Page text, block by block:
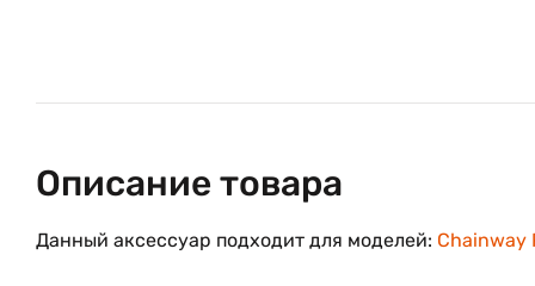
Описание товара
Данный аксессуар подходит для моделей: Chainway